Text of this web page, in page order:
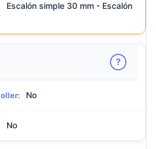
Escalón simple 30 mm - Escalón
?
No
No